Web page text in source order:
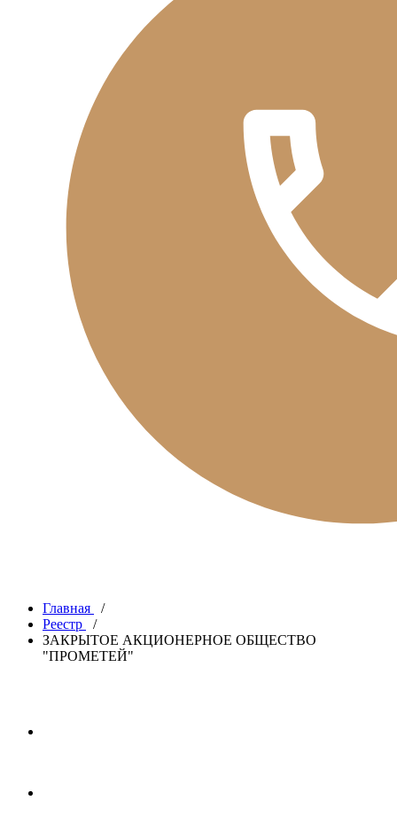
Главная
/
Реестр
/
ЗАКРЫТОЕ АКЦИОНЕРНОЕ ОБЩЕСТВО
"ПРОМЕТЕЙ"